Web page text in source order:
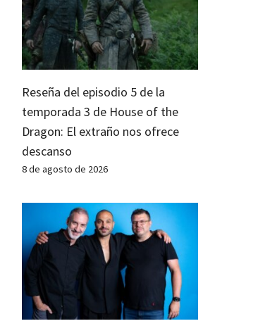
Reseña del episodio 5 de la
temporada 3 de House of the
Dragon: El extraño nos ofrece
descanso
8 de agosto de 2026